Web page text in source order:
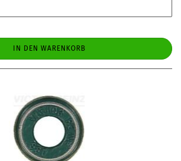
IN DEN WARENKORB